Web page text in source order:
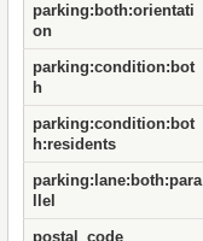
parking:both:orientati
on
parking:condition:bot
h
parking:condition:bot
h:residents
parking:lane:both:para
llel
postal_code